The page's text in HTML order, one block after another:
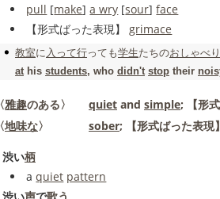
pull [make]a wry [sour]face
【形式ばった表現】
grimace
教室に入って行っても学生たちのおしゃべり
at his students, who didn't stop their
〈雅趣のある〉 quiet and simple; 【形
〈地味な〉 sober; 【形式ばった表現】
渋い柄
aquiet pattern
渋い声で歌う